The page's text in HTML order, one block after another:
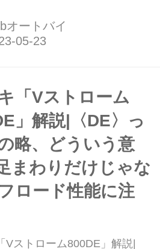
ュース/Vストローム旅するフ
】 『Vストロームミーティン
り返し地点を迎える頃です
のフラッグ共に少し動きがあ
ですよ?
オートバイ
「Vストローム
」解説|〈DE〉っ
略、どういう意
まわりだけじゃな
ロード性能に注
Vストローム800DE」解説|